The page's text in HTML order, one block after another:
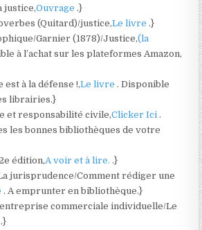
justice,Ouvrage.}
(Quitard)/justice,Le livre.}
Garnier (1878)/Justice,(la
à l’achat sur les plateformes Amazon,
est à la défense !,Le livre. Disponible
librairies.}
et responsabilité civile,Clicker Ici.
les bonnes bibliothèques de votre
édition,A voir et à lire..}
jurisprudence/Comment rédiger une
. A emprunter en bibliothèque.}
commerciale individuelle/Le
.}